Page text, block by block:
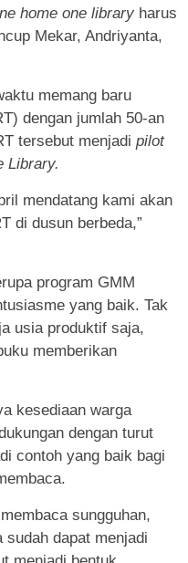
home one library harus
Mekar, Andriyanta,
memang baru
dengan jumlah 50-an
tersebut menjadi pilot
Library.
mendatang kami akan
di dusun berbeda,”
program GMM
yang baik. Tak
usia produktif saja,
memberikan
kesediaan warga
dengan turut
contoh yang baik bagi
sungguhan,
dapat menjadi